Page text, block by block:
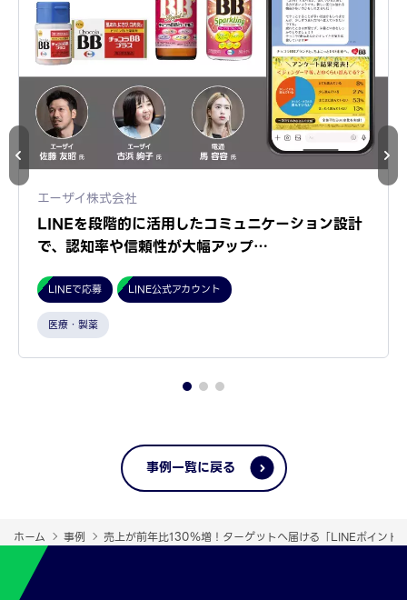
エーザイ株式会社
LINEを段階的に活用したコミュニケーション設計
で、認知率や信頼性が大幅アップ…
LINEで応募 LINE公式アカウント
医療・製薬
事例一覧に戻る
ホーム 事例 売上が前年比130％増！ターゲットへ届ける「LINEポイント